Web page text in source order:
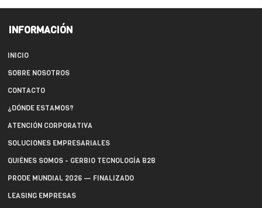
INFORMACIÓN
INICIO
SOBRE NOSOTROS
CONTACTO
¿DÓNDE ESTAMOS?
ATENCIÓN CORPORATIVA
SOLUCIONES EMPRESARIALES
QUIÉNES SOMOS - GERBIO TECNOLOGÍA B2B
PRODE MUNDIAL 2026 — FINALIZADO
LEASING EMPRESAS